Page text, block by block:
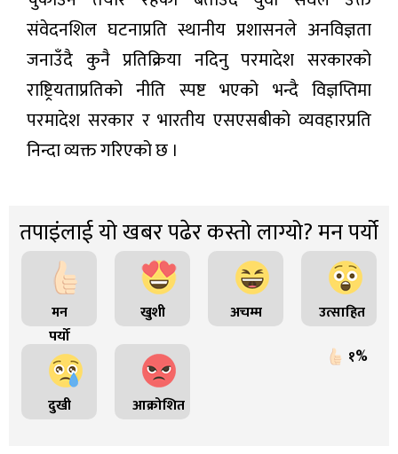
संवेदनशिल घटनाप्रति स्थानीय प्रशासनले अनविज्ञता
जनाउँदै कुनै प्रतिक्रिया नदिनु परमादेश सरकारको
राष्ट्रियताप्रतिको नीति स्पष्ट भएको भन्दै विज्ञप्तिमा
परमादेश सरकार र भारतीय एसएसबीको व्यवहारप्रति
निन्दा व्यक्त गरिएको छ ।
तपाइंलाई यो खबर पढेर कस्तो लाग्यो? मन पर्यो
मन
पर्यो
खुशी अचम्म उत्साहित
दुखी आक्रोशित
१%